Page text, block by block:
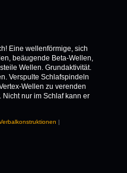
Eine wellenförmige, sich
beäugende Beta-Wellen,
Wellen. Grundaktivität.
Verspulte Schlafspindeln
Wellen zu verenden
nur im Schlaf kann er
|